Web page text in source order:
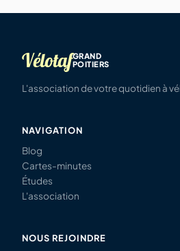
VélotafGRAND
POITIERS
L'association de votre quotidien à
NAVIGATION
Blog
Cartes-minutes
Études
L'association
NOUS REJOINDRE